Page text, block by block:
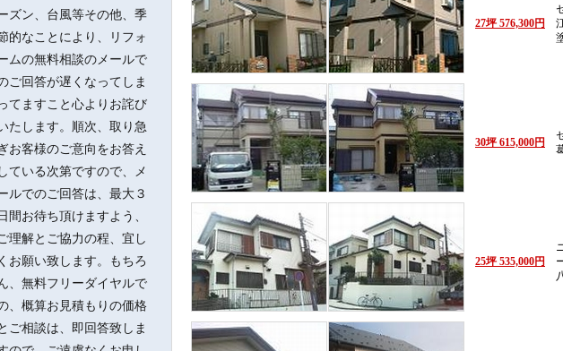
ズン、台風等その他、季
的なことにより、リフォ
ムの無料相談のメールで
ご回答が遅くなってしま
てますこと心よりお詫び
たします。順次、取り急
お客様のご意向をお答え
している次第ですので、メ
ルでのご回答は、最大３
日間お待ち頂けますよう、
理解とご協力の程、宜し
くお願い致します。もちろ
、無料フリーダイヤルで
、概算お見積もりの価格
ご相談は、即回答致しま
27坪 576,300円
30坪 615,000円
25坪 535,000円